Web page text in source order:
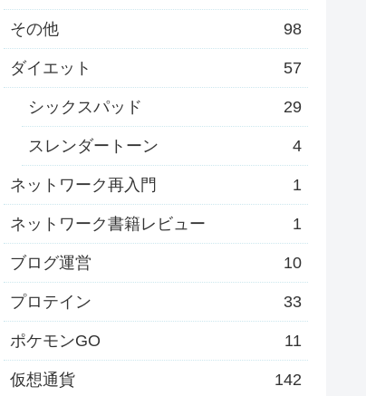
その他 98
ダイエット 57
シックスパッド 29
スレンダートーン 4
ネットワーク再入門 1
ネットワーク書籍レビュー 1
ブログ運営 10
プロテイン 33
ポケモンGO 11
仮想通貨 142